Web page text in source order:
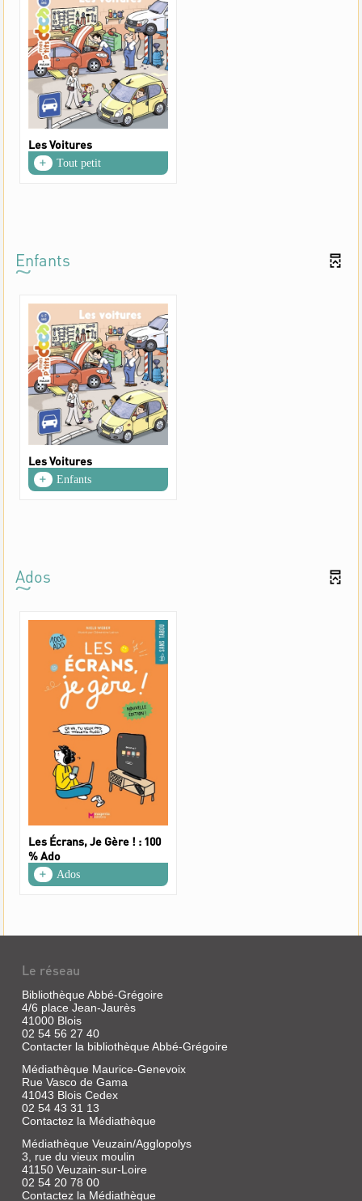
Les Voitures
Tout petit
Enfants
Les Voitures
Enfants
Ados
Les Écrans, Je Gère ! : 100
% Ado
Ados
Le réseau
Bibliothèque Abbé-Grégoire
4/6 place Jean-Jaurès
41000 Blois
02 54 56 27 40
Contacter la bibliothèque Abbé-Grégoire
Médiathèque Maurice-Genevoix
Rue Vasco de Gama
41043 Blois Cedex
02 54 43 31 13
Contactez la Médiathèque
Médiathèque Veuzain/Agglopolys
3, rue du vieux moulin
41150 Veuzain-sur-Loire
02 54 20 78 00
Contactez la Médiathèque